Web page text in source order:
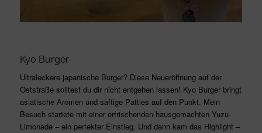
Kyo Burger
Ultraleckere japanische Burger? Diese Neueröffnung auf der
Oststraße solltest du dir nicht entgehen lassen! Kyo Burger bringt
asiatische Aromen und saftige Patties auf den Punkt. Mein
Besuch startete mit einer erfrischenden hausgemachten Yuzu-
Limonade – ein perfekter Einstieg. Und dann kam das Highlight –